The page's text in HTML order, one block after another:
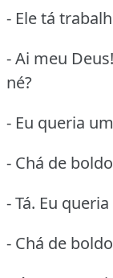
- Ele tá
- Ai meu
né?
- Eu queria
- Chá de
- Tá. Eu
- Chá de